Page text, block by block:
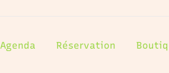
Agenda Réservation